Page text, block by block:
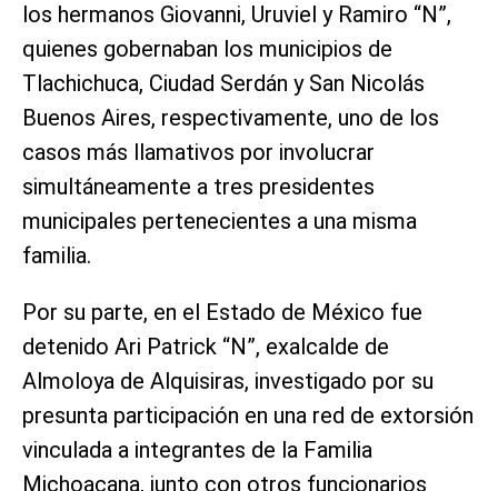
los hermanos Giovanni, Uruviel y Ramiro “N”,
quienes gobernaban los municipios de
Tlachichuca, Ciudad Serdán y San Nicolás
Buenos Aires, respectivamente, uno de los
casos más llamativos por involucrar
simultáneamente a tres presidentes
municipales pertenecientes a una misma
familia.
Por su parte, en el Estado de México fue
detenido Ari Patrick “N”, exalcalde de
Almoloya de Alquisiras, investigado por su
presunta participación en una red de extorsión
vinculada a integrantes de la Familia
Michoacana, junto con otros funcionarios